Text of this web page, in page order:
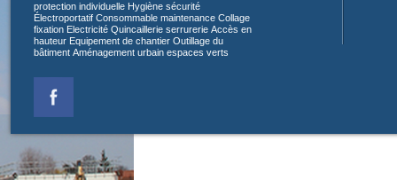
protection individuelle Hygiène sécurité
Électroportatif Consommable maintenance Collage
fixation Electricité Quincaillerie serrurerie Accès en
hauteur Equipement de chantier Outillage du
bâtiment Aménagement urbain espaces verts